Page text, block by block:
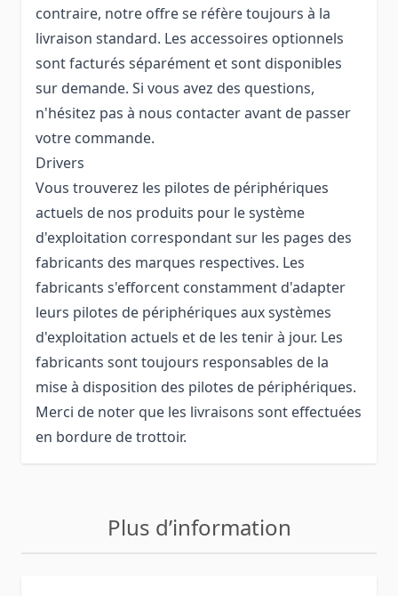
contraire, notre offre se réfère toujours à la
livraison standard. Les accessoires optionnels
sont facturés séparément et sont disponibles
sur demande. Si vous avez des questions,
n'hésitez pas à nous contacter avant de passer
votre commande.
Drivers
Vous trouverez les pilotes de périphériques
actuels de nos produits pour le système
d'exploitation correspondant sur les pages des
fabricants des marques respectives. Les
fabricants s'efforcent constamment d'adapter
leurs pilotes de périphériques aux systèmes
d'exploitation actuels et de les tenir à jour. Les
fabricants sont toujours responsables de la
mise à disposition des pilotes de périphériques.
Merci de noter que les livraisons sont effectuées
en bordure de trottoir.
Plus d’information